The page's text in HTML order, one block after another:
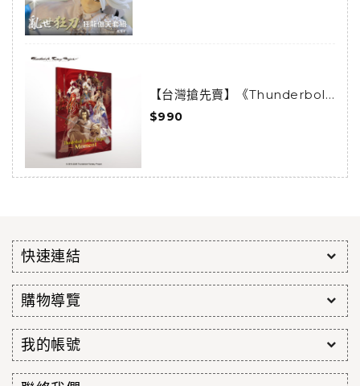
【台灣搶先賣】《Thunderbolt
Fantasy 東離劍遊紀》-
Moments-
$990
快速連結
購物導覽
我的帳號